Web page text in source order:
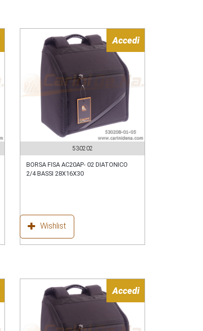
Accedi
530202
BORSA FISA AC20AP- 02 DIATONICO
2/4 BASSI 28X16X30
Wishlist
Accedi